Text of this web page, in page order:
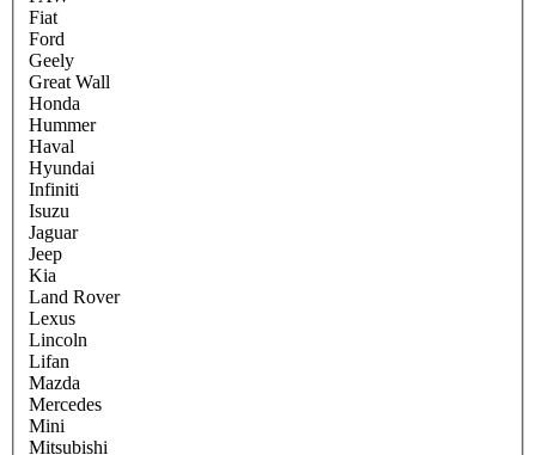
Fiat
Ford
Geely
Great Wall
Honda
Hummer
Haval
Hyundai
Infiniti
Isuzu
Jaguar
Jeep
Kia
Land Rover
Lexus
Lincoln
Lifan
Mazda
Mercedes
Mini
Mitsubishi